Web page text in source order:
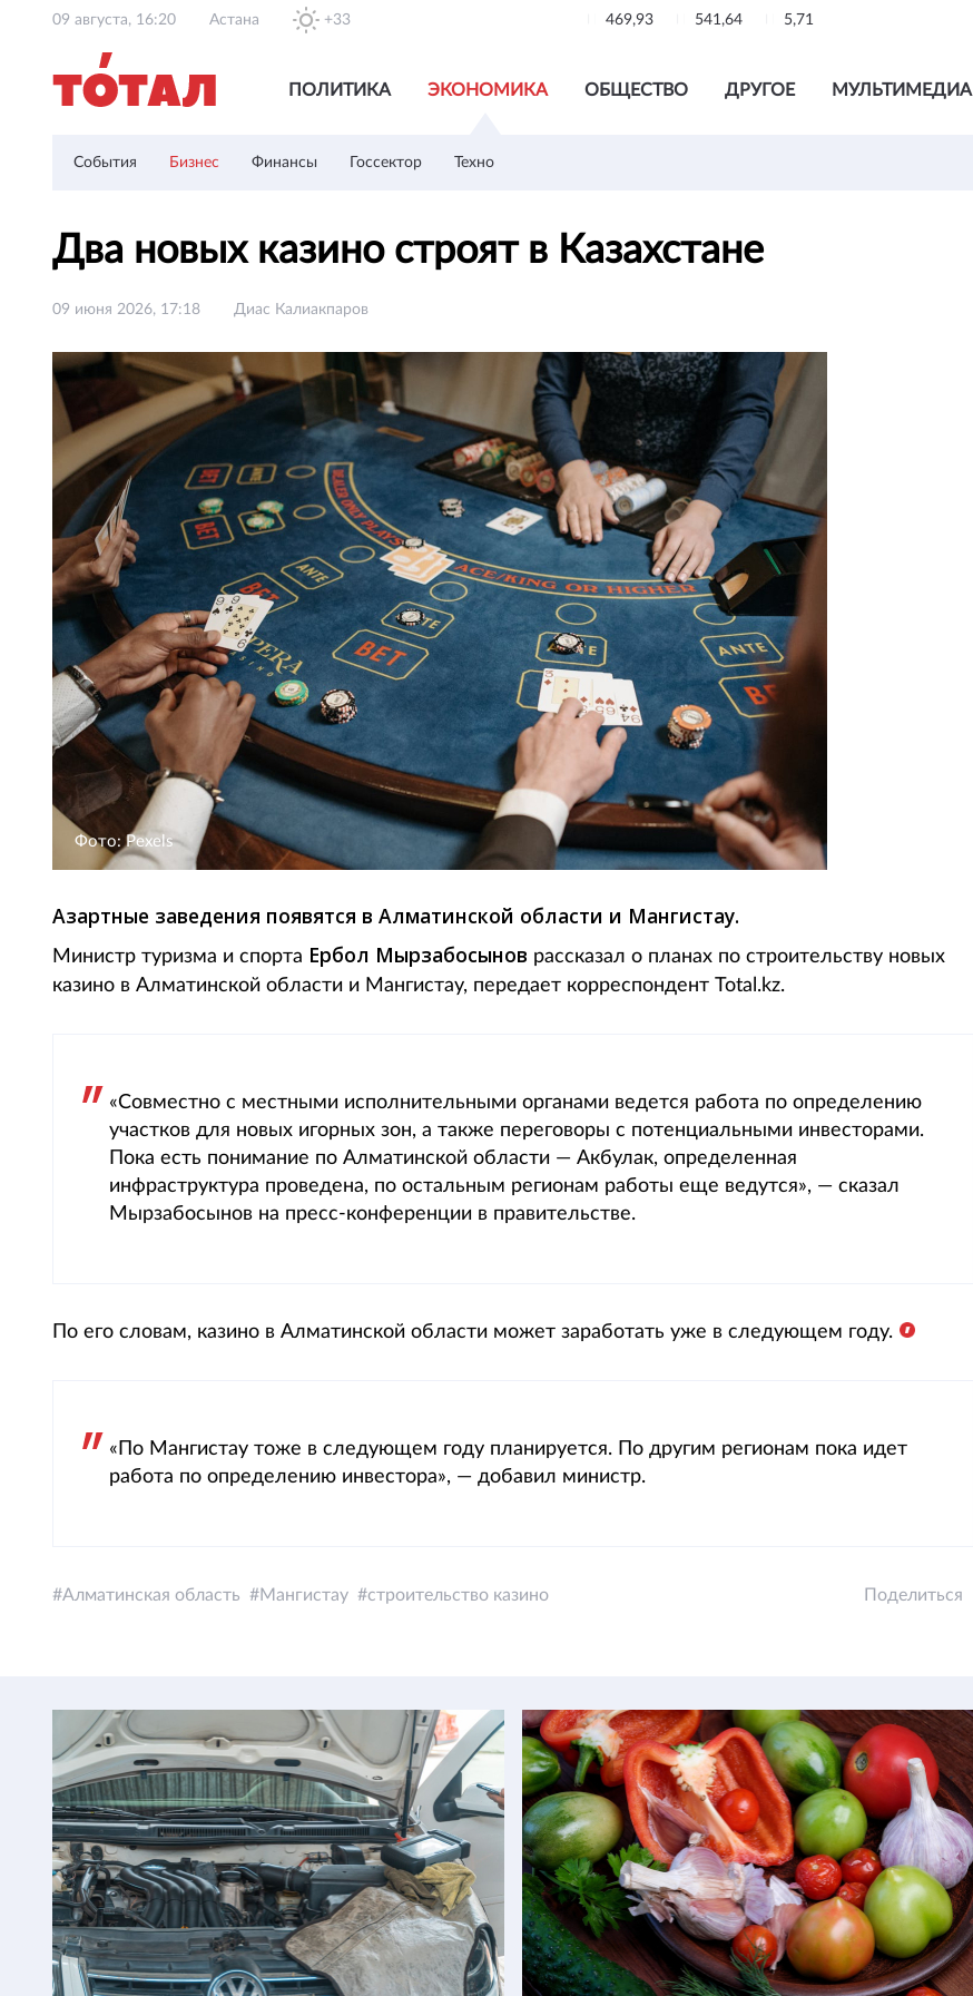
09 августа, 16:20 Астана +33 469,93 541,64 5,71
ПОЛИТИКА ЭКОНОМИКА ОБЩЕСТВО ДРУГОЕ МУЛЬТИМЕДИА
События Бизнес Финансы Госсектор Техно
Два новых казино строят в Казахстане
09 июня 2026, 17:18 Диас Калиакпаров
Фото: Pexels
Азартные заведения появятся в Алматинской области и Мангистау.
Министр туризма и спорта Ербол Мырзабосынов рассказал о планах по строительству новых
казино в Алматинской области и Мангистау, передает корреспондент Total.kz.
«Совместно с местными исполнительными органами ведется работа по определению
участков для новых игорных зон, а также переговоры с потенциальными инвесторами.
Пока есть понимание по Алматинской области — Акбулак, определенная
инфраструктура проведена, по остальным регионам работы еще ведутся», — сказал
Мырзабосынов на пресс-конференции в правительстве.
По его словам, казино в Алматинской области может заработать уже в следующем году.
«По Мангистау тоже в следующем году планируется. По другим регионам пока идет
работа по определению инвестора», — добавил министр.
Алматинская область Мангистау строительство казино Поделиться